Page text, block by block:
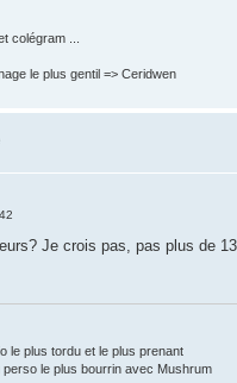
colégram ...
le plus gentil => Ceridwen
Je crois pas, pas plus de
le plus tordu et le plus prenant
perso le plus bourrin avec Mushrum